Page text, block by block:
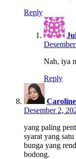
Reply
Nah, iya
Reply
Desember 2,
yang paling
syarat yang
bunga yang
bodong.